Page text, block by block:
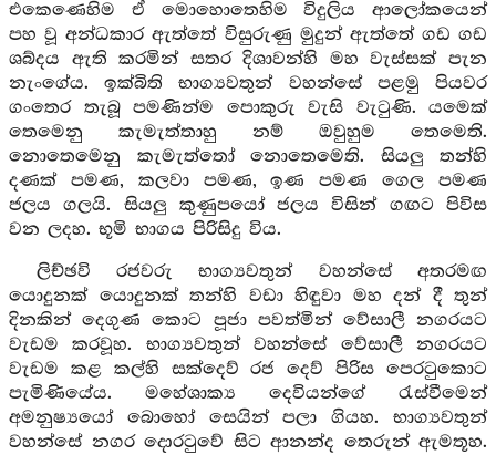
එකෙණෙහිම ඒ මොහොතෙහිම විදුලිය ආලෝකයෙන්
පහ වූ අන්ධකාර ඇත්තේ විසුරුණු මුදුන් ඇත්තේ ගඩ ගඩ
ශබ්දය ඇති කරමින් සතර දිශාවන්හි මහ වැස්සක් පැන
නැංගේය. ඉක්බිති භාග්‍යවතුන් වහන්සේ පළමු පියවර
ගංතෙර තැබූ පමණින්ම පොකුරු වැසි වැටුණි. යමෙක්
තෙමෙනු කැමැත්තාහු නම් ඔවුහුම තෙමෙති.
නොතෙමෙනු කැමැත්තෝ නොතෙමෙති. සියලු තන්හි
දණක් පමණ, කලවා පමණ, ඉණ පමණ ගෙල පමණ
ජලය ගලයි. සියලු කුණුපයෝ ජලය විසින් ගඟට පිවිස
වන ලදහ. භූමි භාගය පිරිසිදු විය.
ලිච්ඡවි රජවරු භාග්‍යවතුන් වහන්සේ අතරමඟ
යොදුනක් යොදුනක් තන්හි වඩා හිඳුවා මහ දන් දී තුන්
දිනකින් දෙගුණ කොට පූජා පවත්මින් වේසාලී නගරයට
වැඩම කරවූහ. භාග්‍යවතුන් වහන්සේ වේසාලී නගරයට
වැඩම කළ කල්හි සක්දෙව් රජ දෙව් පිරිස පෙරටුකොට
පැමිණියේය. මහේශාක්‍ය දෙවියන්ගේ රැස්වීමෙන්
අමනුෂ්‍යයෝ බොහෝ සෙයින් පලා ගියහ. භාග්‍යවතුන්
වහන්සේ නගර දොරටුවේ සිට ආනන්ද තෙරුන් ඇමතූහ.